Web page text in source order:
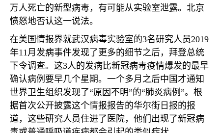
万人死亡的新型病毒，有可能从实验室泄露。北京
愤怒地否认这一说法。
在美国情报界就武汉病毒实验室的3名研究人员2019
年11月发病事件发现了更多的细节之后，拜登总统
下令调查。这3人的发病比新冠病毒疫情爆发的最早
确认病例要早几个星期。一个多月之后中国才通知
世界卫生组织发现了“原因不明”的“肺炎病例”。根
据首次公开披露这个情报报告的华尔街日报的报
道，这些研究人员住进了医院，他们出现了新冠病